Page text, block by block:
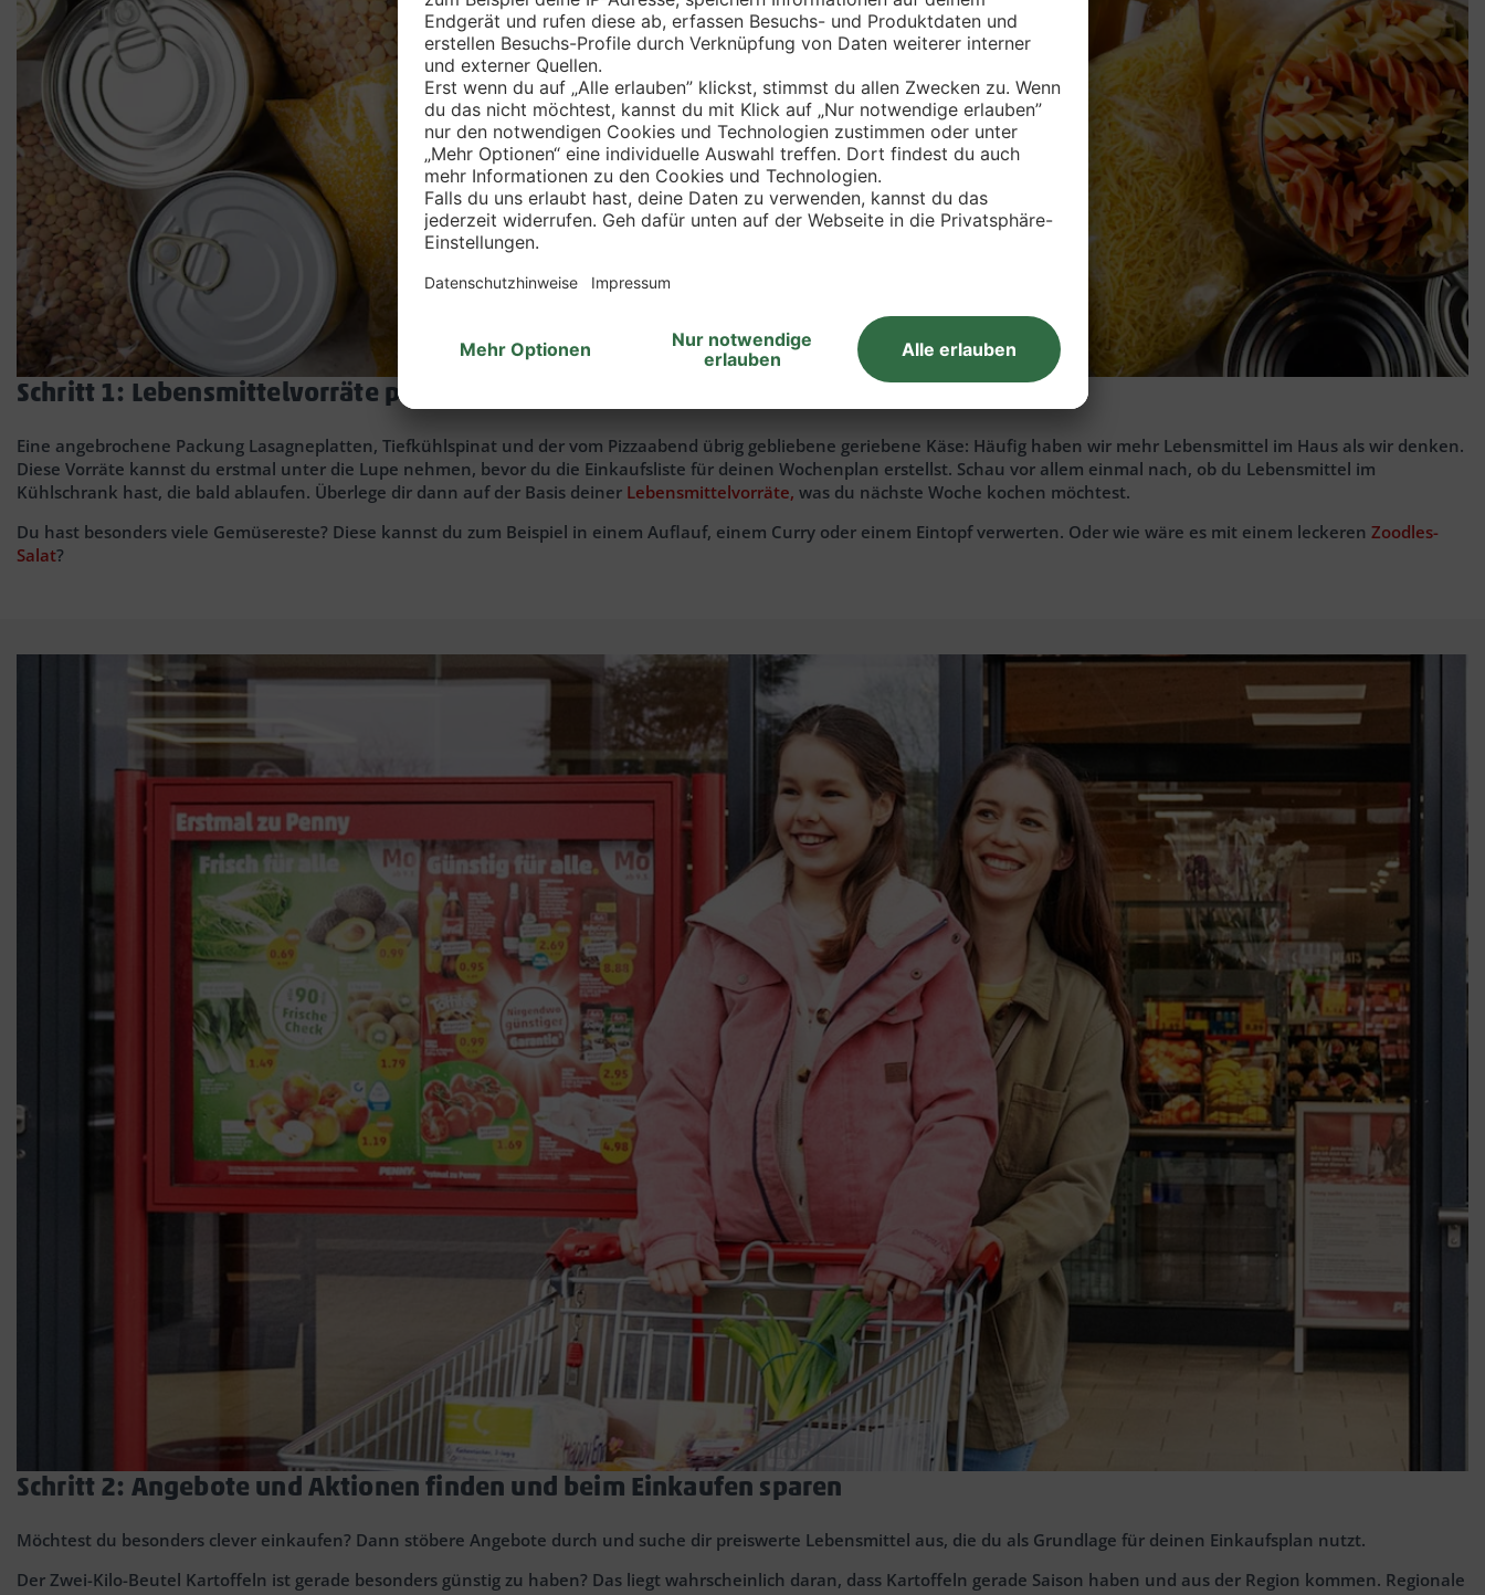
Schritt 1: Lebensmittelvorräte prüfen und Essen geschickt planen
Eine angebrochene Packung Lasagneplatten, Tiefkühlspinat und der vom Pizzaabend übrig gebliebene geriebene Käse: Häufig haben wir mehr Lebensmittel im Haus als wir denken.
Diese Vorräte kannst du erstmal unter die Lupe nehmen, bevor du die Einkaufsliste für deinen Wochenplan erstellst. Schau vor allem einmal nach, ob du Lebensmittel im
Kühlschrank hast, die bald ablaufen. Überlege dir dann auf der Basis deiner Lebensmittelvorräte, was du nächste Woche kochen möchtest.
Du hast besonders viele Gemüsereste? Diese kannst du zum Beispiel in einem Auflauf, einem Curry oder einem Eintopf verwerten. Oder wie wäre es mit einem leckeren Zoodles-
Salat?
Schritt 2: Angebote und Aktionen finden und beim Einkaufen sparen
Möchtest du besonders clever einkaufen? Dann stöbere Angebote durch und suche dir preiswerte Lebensmittel aus, die du als Grundlage für deinen Einkaufsplan nutzt.
Der Zwei-Kilo-Beutel Kartoffeln ist gerade besonders günstig zu haben? Das liegt wahrscheinlich daran, dass Kartoffeln gerade Saison haben und aus der Region kommen. Regionale